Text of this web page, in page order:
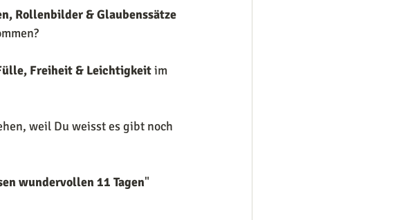
Rollenbilder & Glaubenssätze
Freiheit & Leichtigkeit im
weil Du weisst es gibt noch
wundervollen 11 Tagen"